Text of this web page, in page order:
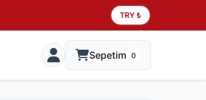
TRY ₺
Sepetim 0